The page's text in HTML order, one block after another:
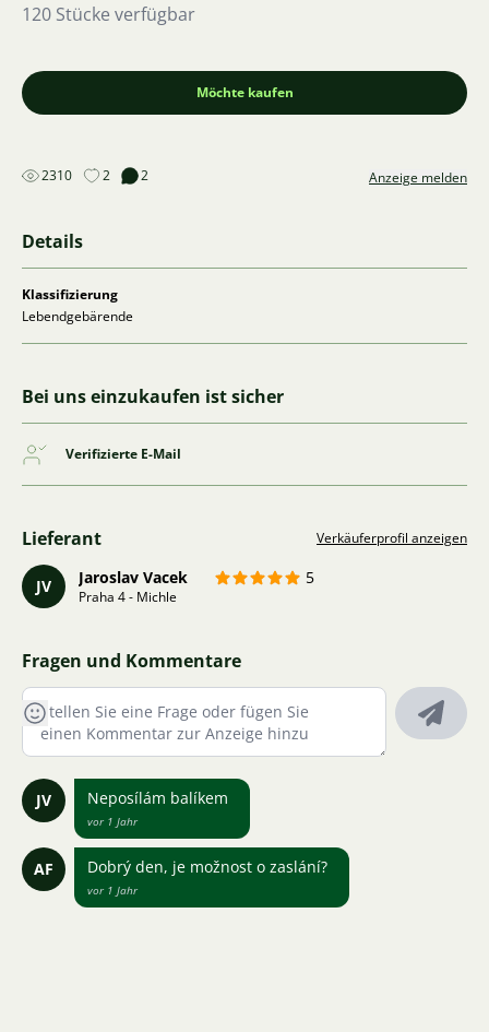
120 Stücke verfügbar
Möchte kaufen
2310 2 2 Anzeige melden
Details
Klassifizierung
Lebendgebärende
Bei uns einzukaufen ist sicher
Verifizierte E-Mail
Lieferant Verkäuferprofil anzeigen
JV Jaroslav Vacek 5
Praha 4 - Michle
Fragen und Kommentare
JV Neposílám balíkem
vor 1 Jahr
AF Dobrý den, je možnost o zaslání?
vor 1 Jahr